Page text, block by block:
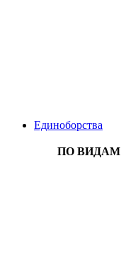
Единоборства
ПО ВИДАМ